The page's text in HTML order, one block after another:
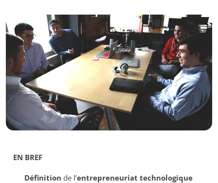
EN BREF
Définition de l’entrepreneuriat technologique